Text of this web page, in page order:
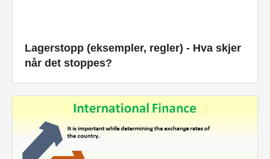
Lagerstopp (eksempler, regler) - Hva skjer
når det stoppes?